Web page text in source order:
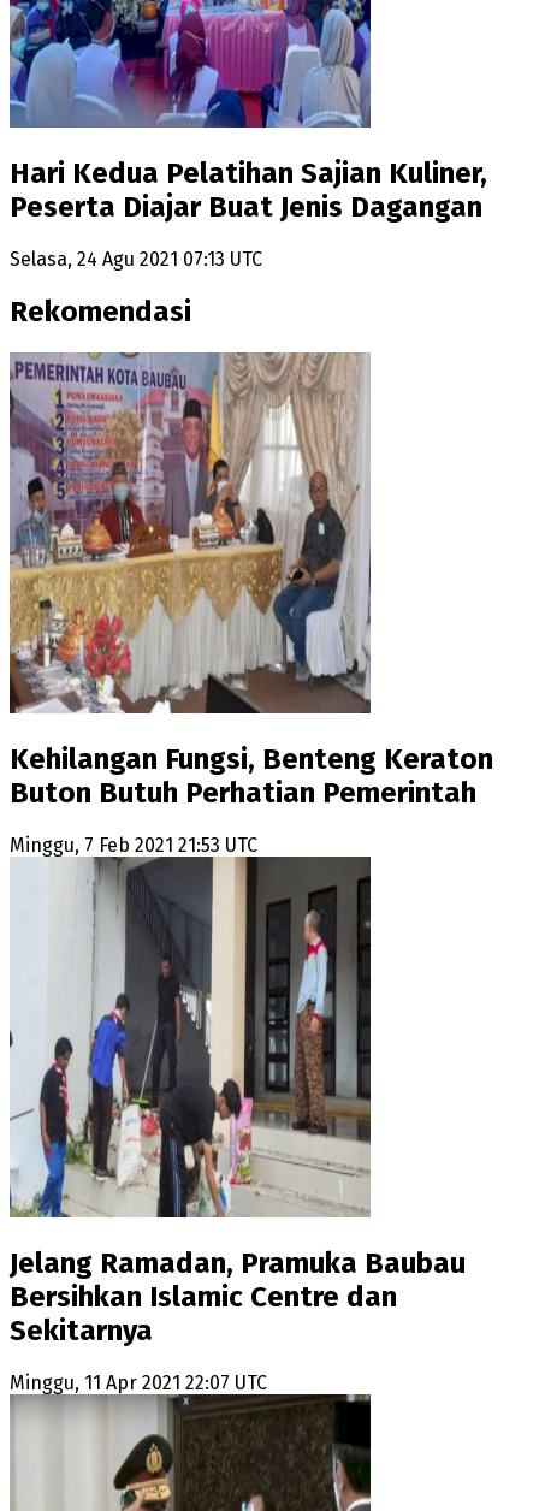
Hari Kedua Pelatihan Sajian Kuliner,
Peserta Diajar Buat Jenis Dagangan
Selasa, 24 Agu 2021 07:13 UTC
Rekomendasi
Kehilangan Fungsi, Benteng Keraton
Buton Butuh Perhatian Pemerintah
Minggu, 7 Feb 2021 21:53 UTC
Jelang Ramadan, Pramuka Baubau
Bersihkan Islamic Centre dan
Sekitarnya
Minggu, 11 Apr 2021 22:07 UTC